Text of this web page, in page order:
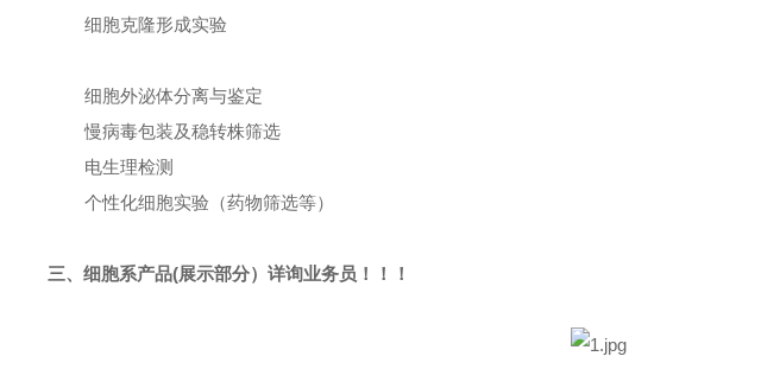
细胞克隆形成实验
细胞外泌体分离与鉴定
慢病毒包装及稳转株筛选
电生理检测
个性化细胞实验（药物筛选等）
三、细胞系产品(展示部分）详询业务员！！！